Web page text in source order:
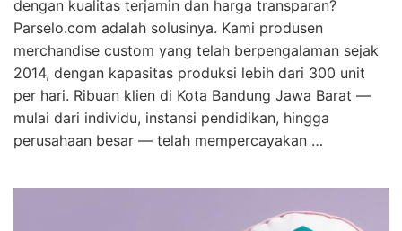
dengan kualitas terjamin dan harga transparan?
Parselo.com adalah solusinya. Kami produsen
merchandise custom yang telah berpengalaman sejak
2014, dengan kapasitas produksi lebih dari 300 unit
per hari. Ribuan klien di Kota Bandung Jawa Barat —
mulai dari individu, instansi pendidikan, hingga
perusahaan besar — telah mempercayakan …